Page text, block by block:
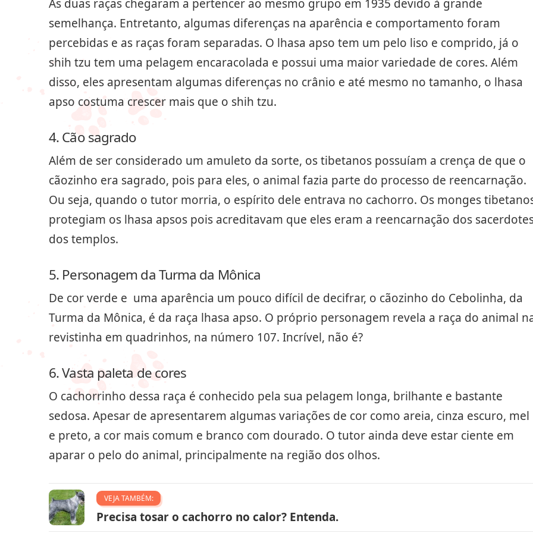
As duas raças chegaram a pertencer ao mesmo grupo em 1935 devido à grande
semelhança. Entretanto, algumas diferenças na aparência e comportamento foram
percebidas e as raças foram separadas. O lhasa apso tem um pelo liso e comprido, já o
shih tzu tem uma pelagem encaracolada e possui uma maior variedade de cores. Além
disso, eles apresentam algumas diferenças no crânio e até mesmo no tamanho, o lhasa
apso costuma crescer mais que o shih tzu.
4. Cão sagrado
Além de ser considerado um amuleto da sorte, os tibetanos possuíam a crença de que o
cãozinho era sagrado, pois para eles, o animal fazia parte do processo de reencarnação.
Ou seja, quando o tutor morria, o espírito dele entrava no cachorro. Os monges
protegiam os lhasa apsos pois acreditavam que eles eram a reencarnação dos
dos templos.
5. Personagem da Turma da Mônica
De cor verde e uma aparência um pouco difícil de decifrar, o cãozinho do Cebolinha, da
Turma da Mônica, é da raça lhasa apso. O próprio personagem revela a raça do animal
revistinha em quadrinhos, na número 107. Incrível, não é?
6. Vasta paleta de cores
O cachorrinho dessa raça é conhecido pela sua pelagem longa, brilhante e bastante
sedosa. Apesar de apresentarem algumas variações de cor como areia, cinza escuro, mel
e preto, a cor mais comum e branco com dourado. O tutor ainda deve estar ciente em
aparar o pelo do animal, principalmente na região dos olhos.
VEJA TAMBÉM:
Precisa tosar o cachorro no calor? Entenda.